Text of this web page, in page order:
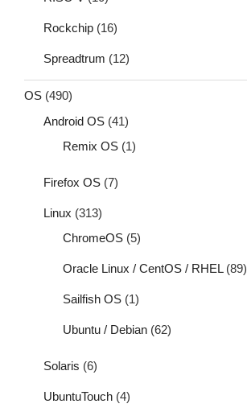
Rockchip (16)
Spreadtrum (12)
OS (490)
Android OS (41)
Remix OS (1)
Firefox OS (7)
Linux (313)
ChromeOS (5)
Oracle Linux / CentOS / RHEL(89)
Sailfish OS (1)
Ubuntu / Debian (62)
Solaris (6)
UbuntuTouch (4)